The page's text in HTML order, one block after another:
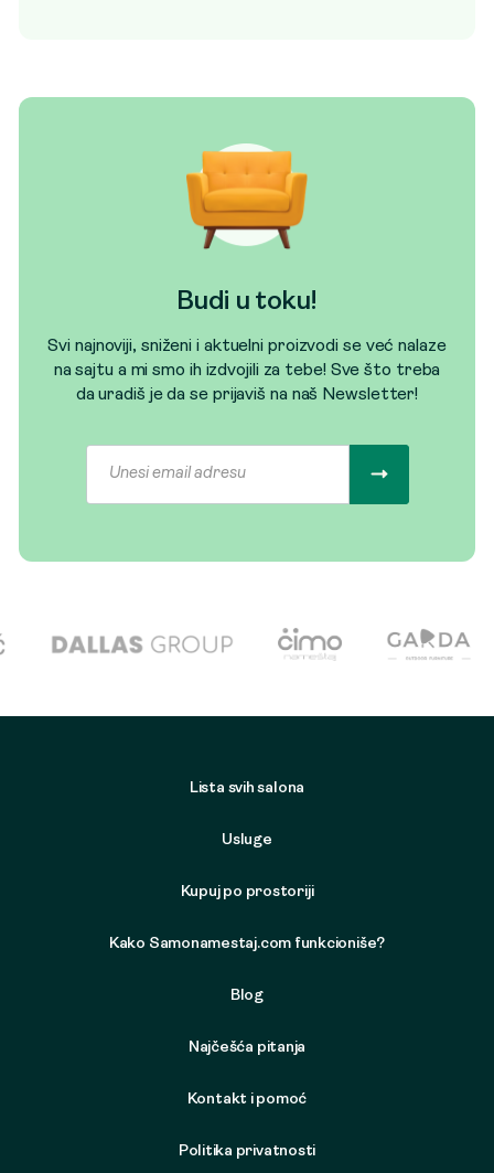
Budi u toku!
Svi najnoviji, sniženi i aktuelni proizvodi se već nalaze
na sajtu a mi smo ih izdvojili za tebe! Sve što treba
da uradiš je da se prijaviš na naš Newsletter!
Lista svih salona
Usluge
Kupuj po prostoriji
Kako Samonamestaj.com funkcioniše?
Blog
Najčešća pitanja
Kontakt i pomoć
Politika privatnosti